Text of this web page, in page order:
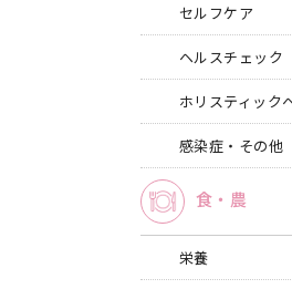
セルフケア
ヘルスチェック
ホリスティック
感染症・その他
食・農
栄養